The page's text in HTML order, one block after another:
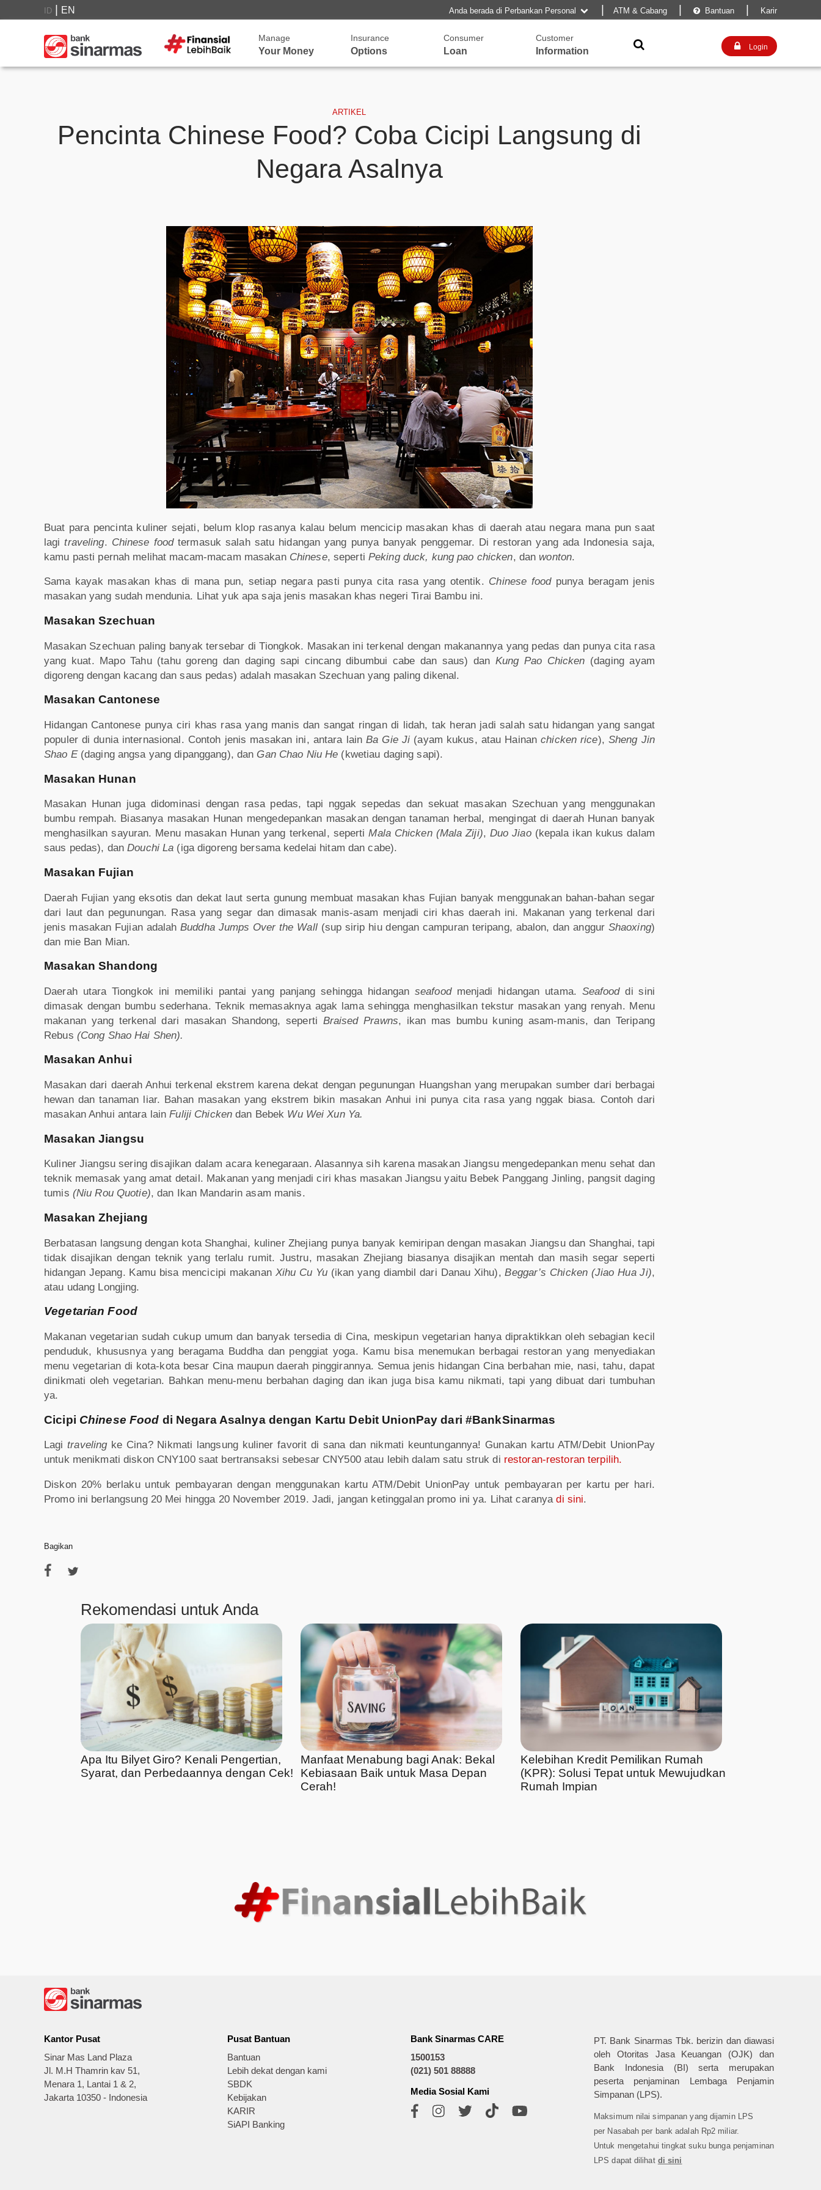
ID EN Anda berada di Perbankan Personal  |ATM & Cabang  Bantuan Karir
Manage
Your Money
Insurance
Options
Consumer
Loan
Customer
Information
  Login
ARTIKEL
Pencinta Chinese Food? Coba Cicipi Langsung di
Negara Asalnya
Buat para pencinta kuliner sejati, belum klop rasanya kalau belum mencicip masakan khas di daerah atau negara mana pun saat
lagitraveling. Chinese foodtermasuk salah satu hidangan yang punya banyak penggemar. Di restoran yang ada Indonesia saja,
kamu pasti pernah melihat macam-macam masakan Chinese, seperti Peking duck, kung pao chicken, dan wonton.
Sama kayak masakan khas di mana pun, setiap negara pasti punya cita rasa yang otentik. Chinese foodpunya beragam jenis
masakan yang sudah mendunia. Lihat yuk apa saja jenis masakan khas negeri Tirai Bambu ini.
Masakan Szechuan
Masakan Szechuan paling banyak tersebar di Tiongkok. Masakan ini terkenal dengan makanannya yang pedas dan punya cita rasa
yang kuat. Mapo Tahu (tahu goreng dan daging sapi cincang dibumbui cabe dan saus) dan Kung Pao Chicken (daging ayam
digoreng dengan kacang dan saus pedas) adalah masakan Szechuan yang paling dikenal.
Masakan Cantonese
Hidangan Cantonese punya ciri khas rasa yang manis dan sangat ringan di lidah, tak heran jadi salah satu hidangan yang sangat
populer di dunia internasional. Contoh jenis masakan ini, antara lainBa Gie Ji (ayam kukus, atau Hainanchicken rice), Sheng Jin
Shao E(daging angsa yang dipanggang), dan Gan Chao Niu He (kwetiau daging sapi).
Masakan Hunan
Masakan Hunan juga didominasi dengan rasa pedas, tapi nggak sepedas dan sekuat masakan Szechuan yang menggunakan
bumbu rempah. Biasanya masakan Hunan mengedepankan masakan dengan tanaman herbal, mengingat di daerah Hunan banyak
menghasilkan sayuran. Menu masakan Hunan yang terkenal, sepertiMala Chicken (Mala Ziji), Duo Jiao (kepala ikan kukus dalam
saus pedas), danDouchi La (iga digoreng bersama kedelai hitam dan cabe).
Masakan Fujian
Daerah Fujian yang eksotis dan dekat laut serta gunung membuat masakan khas Fujian banyak menggunakan bahan-bahan segar
dari laut dan pegunungan. Rasa yang segar dan dimasak manis-asam menjadi ciri khas daerah ini. Makanan yang terkenal dari
jenis masakan Fujian adalahBuddha Jumps Over the Wall(sup sirip hiu dengan campuran teripang, abalon, dan anggur Shaoxing)
dan mie Ban Mian.
Masakan Shandong
Daerah utara Tiongkok ini memiliki pantai yang panjang sehingga hidangan seafoodmenjadi hidangan utama. Seafooddi sini
dimasak dengan bumbu sederhana. Teknik memasaknya agak lama sehingga menghasilkan tekstur masakan yang renyah. Menu
makanan yang terkenal dari masakan Shandong, seperti Braised Prawns, ikan mas bumbu kuning asam-manis, dan Teripang
Rebus (Cong Shao Hai Shen).
Masakan Anhui
Masakan dari daerah Anhui terkenal ekstrem karena dekat dengan pegunungan Huangshan yang merupakan sumber dari berbagai
hewan dan tanaman liar. Bahan masakan yang ekstrem bikin masakan Anhui ini punya cita rasa yang nggak biasa. Contoh dari
masakan Anhui antara lainFuliji Chicken dan Bebek Wu Wei Xun Ya.
Masakan Jiangsu
Kuliner Jiangsu sering disajikan dalam acara kenegaraan. Alasannya sih karena masakan Jiangsu mengedepankan menu sehat dan
teknik memasak yang amat detail. Makanan yang menjadi ciri khas masakan Jiangsu yaitu Bebek Panggang Jinling, pangsit daging
tumis (Niu Rou Quotie), dan Ikan Mandarin asam manis.
Masakan Zhejiang
Berbatasan langsung dengan kota Shanghai, kuliner Zhejiang punya banyak kemiripan dengan masakan Jiangsu dan Shanghai, tapi
tidak disajikan dengan teknik yang terlalu rumit. Justru, masakan Zhejiang biasanya disajikan mentah dan masih segar seperti
hidangan Jepang. Kamu bisa mencicipi makananXihu Cu Yu (ikan yang diambil dari Danau Xihu),Beggar’s Chicken (Jiao Hua Ji),
atau udang Longjing.
Vegetarian Food
Makanan vegetarian sudah cukup umum dan banyak tersedia di Cina, meskipun vegetarian hanya dipraktikkan oleh sebagian kecil
penduduk, khususnya yang beragama Buddha dan penggiat yoga. Kamu bisa menemukan berbagai restoran yang menyediakan
menu vegetarian di kota-kota besar Cina maupun daerah pinggirannya. Semua jenis hidangan Cina berbahan mie, nasi, tahu, dapat
dinikmati oleh vegetarian. Bahkan menu-menu berbahan daging dan ikan juga bisa kamu nikmati, tapi yang dibuat dari tumbuhan
ya.
Cicipi Chinese Food di Negara Asalnya dengan Kartu Debit UnionPay dari #BankSinarmas
Lagitravelingke Cina? Nikmati langsung kuliner favorit di sana dan nikmati keuntungannya! Gunakan kartu ATM/Debit UnionPay
untuk menikmati diskon CNY100 saat bertransaksi sebesar CNY500 atau lebih dalam satu struk di restoran-restoran terpilih.
Diskon 20% berlaku untuk pembayaran dengan menggunakan kartu ATM/Debit UnionPay untuk pembayaran per kartu per hari.
Promo ini berlangsung 20 Mei hingga 20 November 2019. Jadi, jangan ketinggalan promo ini ya. Lihat caranyadi sini.
Bagikan
Rekomendasi untuk Anda
Apa Itu Bilyet Giro? Kenali Pengertian,
Syarat, dan Perbedaannya dengan Cek!
Manfaat Menabung bagi Anak: Bekal
Kebiasaan Baik untuk Masa Depan
Cerah!
Kelebihan Kredit Pemilikan Rumah
(KPR): Solusi Tepat untuk Mewujudkan
Rumah Impian
Kantor Pusat
Sinar Mas Land Plaza
Jl. M.H Thamrin kav 51,
Menara 1, Lantai 1 & 2,
Jakarta 10350 - Indonesia
Pusat Bantuan
Bantuan
Lebih dekat dengan kami
SBDK
Kebijakan
KARIR
SiAPI Banking
Bank Sinarmas CARE
1500153
(021) 501 88888
Media Sosial Kami
PT. Bank Sinarmas Tbk. berizin dan diawasi
oleh Otoritas Jasa Keuangan (OJK) dan
Bank Indonesia (BI) serta merupakan
peserta penjaminan Lembaga Penjamin
Simpanan (LPS).
Maksimum nilai simpanan yang dijamin LPS
per Nasabah per bank adalah Rp2 miliar.
Untuk mengetahui tingkat suku bunga penjaminan
LPS dapat dilihat di sini